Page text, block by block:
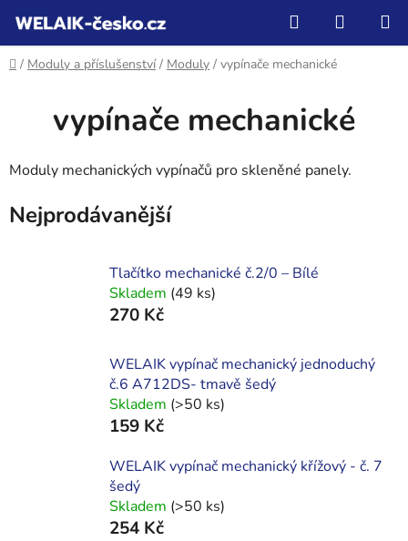
obsah
Hledat
KOŠÍK
Domů
/ Moduly a příslušenství / Moduly / vypínače mechanické
vypínače mechanické
Moduly mechanických vypínačů pro skleněné panely.
Nejprodávanější
Tlačítko mechanické č.2/0 – Bílé
Skladem (49 ks)
270 Kč
WELAIK vypínač mechanický jednoduchý
č.6 A712DS- tmavě šedý
Skladem (>50 ks)
159 Kč
WELAIK vypínač mechanický křížový - č. 7
šedý
Skladem (>50 ks)
254 Kč